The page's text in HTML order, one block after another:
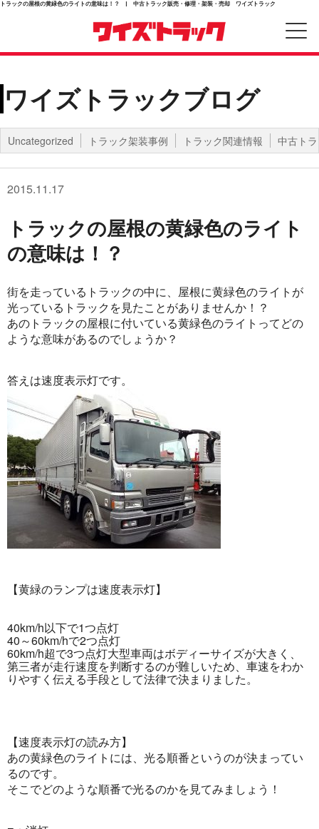
トラックの屋根の黄緑色のライトの意味は！？ | 中古トラック販売・修理・架装・売却 ワイズトラック
ワイズトラックブログ
Uncategorized トラック架装事例 トラック関連情報 中古ト
2015.11.17
トラックの屋根の黄緑色のライト
の意味は！？
街を走っているトラックの中に、屋根に黄緑色のライトが
光っているトラックを見たことがありませんか！？
あのトラックの屋根に付いている黄緑色のライトってどの
ような意味があるのでしょうか？
答えは速度表示灯です。
【黄緑のランプは速度表示灯】
40km/h以下で1つ点灯
40～60km/hで2つ点灯
60km/h超で3つ点灯大型車両はボディーサイズが大きく、
第三者が走行速度を判断するのが難しいため、車速をわか
りやすく伝える手段として法律で決まりました。
【速度表示灯の読み方】
あの黄緑色のライトには、光る順番というのが決まってい
るのです。
そこでどのような順番で光るのかを見てみましょう！